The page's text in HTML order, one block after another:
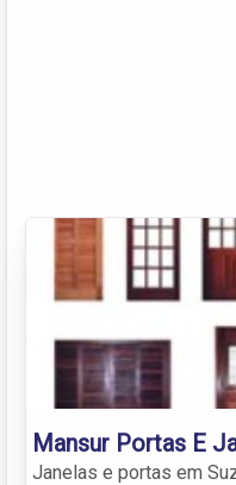
Mansur Portas E
Janelas e portas em